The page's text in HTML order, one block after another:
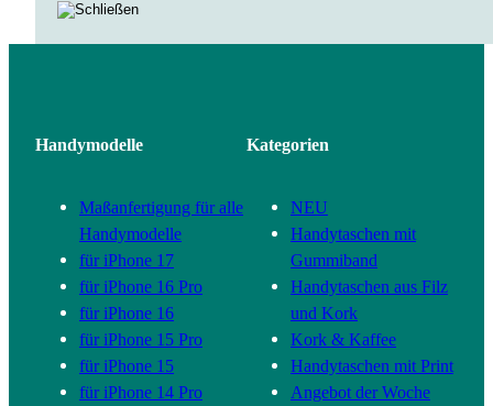
Handymodelle
Maßanfertigung für alle
Handymodelle
für iPhone 17
für iPhone 16 Pro
für iPhone 16
für iPhone 15 Pro
für iPhone 15
für iPhone 14 Pro
Kategorien
NEU
Handytaschen mit
Gummiband
Handytaschen aus Filz
und Kork
Kork & Kaffee
Handytaschen mit Print
Angebot der Woche